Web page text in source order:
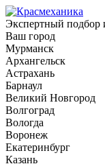
Экспертный подбор
Ваш город
Мурманск
Архангельск
Астрахань
Барнаул
Великий Новгород
Волгоград
Вологда
Воронеж
Екатеринбург
Казань